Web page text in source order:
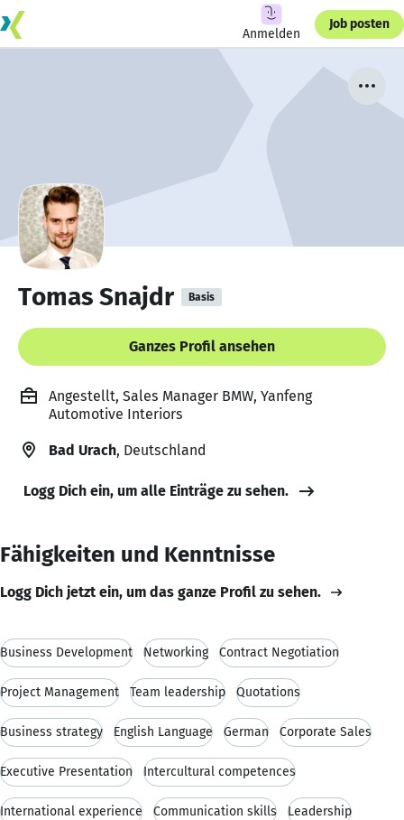
Anmelden
Job posten
Tomas Snajdr Basis
Ganzes Profil ansehen
Angestellt, Sales Manager BMW, Yanfeng
Automotive Interiors
Bad Urach, Deutschland
Logg Dich ein, um alle Einträge zu sehen.
Fähigkeiten und Kenntnisse
Logg Dich jetzt ein, um das ganze Profil zu sehen.
Business Development Networking Contract Negotiation
Project Management Team leadership Quotations
Business strategy English Language German Corporate Sales
Executive Presentation Intercultural competences
International experience Communication skills Leadership